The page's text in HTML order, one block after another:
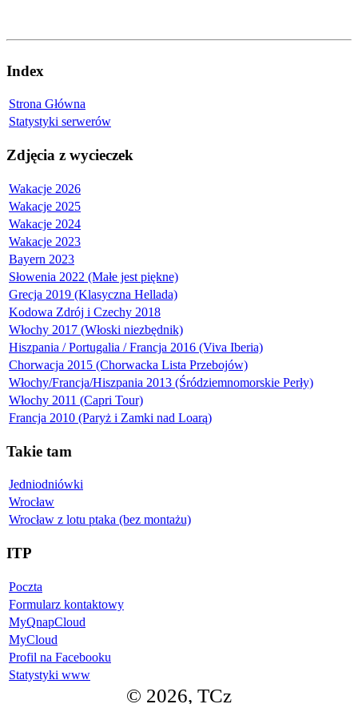
Index
Strona Główna
Statystyki serwerów
Zdjęcia z wycieczek
Wakacje 2026
Wakacje 2025
Wakacje 2024
Wakacje 2023
Bayern 2023
Słowenia 2022 (Małe jest piękne)
Grecja 2019 (Klasyczna Hellada)
Kodowa Zdrój i Czechy 2018
Włochy 2017 (Włoski niezbędnik)
Hiszpania / Portugalia / Francja 2016 (Viva Iberia)
Chorwacja 2015 (Chorwacka Lista Przebojów)
Włochy/Francja/Hiszpania 2013 (Śródziemnomorskie Perły)
Włochy 2011 (Capri Tour)
Francja 2010 (Paryż i Zamki nad Loarą)
Takie tam
Jedniodniówki
Wrocław
Wrocław z lotu ptaka (bez montażu)
ITP
Poczta
Formularz kontaktowy
MyQnapCloud
MyCloud
Profil na Facebooku
Statystyki www
© 2026, TCz